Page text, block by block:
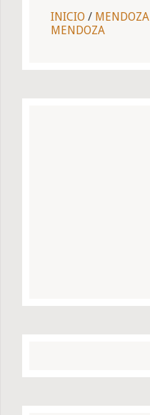
INICIO / MENDOZA
MENDOZA